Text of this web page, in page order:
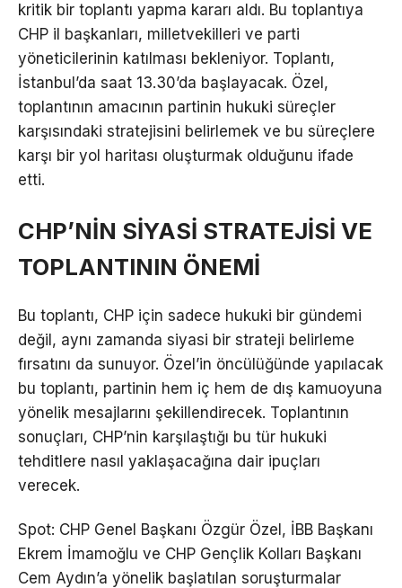
kritik bir toplantı yapma kararı aldı. Bu toplantıya
CHP il başkanları, milletvekilleri ve parti
yöneticilerinin katılması bekleniyor. Toplantı,
İstanbul’da saat 13.30’da başlayacak. Özel,
toplantının amacının partinin hukuki süreçler
karşısındaki stratejisini belirlemek ve bu süreçlere
karşı bir yol haritası oluşturmak olduğunu ifade
etti.
CHP’NİN SİYASİ STRATEJİSİ VE
TOPLANTININ ÖNEMİ
Bu toplantı, CHP için sadece hukuki bir gündemi
değil, aynı zamanda siyasi bir strateji belirleme
fırsatını da sunuyor. Özel’in öncülüğünde yapılacak
bu toplantı, partinin hem iç hem de dış kamuoyuna
yönelik mesajlarını şekillendirecek. Toplantının
sonuçları, CHP’nin karşılaştığı bu tür hukuki
tehditlere nasıl yaklaşacağına dair ipuçları
verecek.
Spot: CHP Genel Başkanı Özgür Özel, İBB Başkanı
Ekrem İmamoğlu ve CHP Gençlik Kolları Başkanı
Cem Aydın’a yönelik başlatılan soruşturmalar